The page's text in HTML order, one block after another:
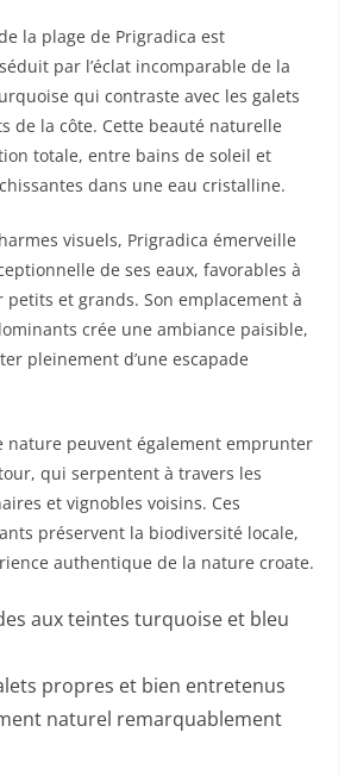
la plage de Prigradica est
par l’éclat incomparable de la
qui contraste avec les galets
de la côte. Cette beauté naturelle
totale, entre bains de soleil et
dans une eau cristalline.
visuels, Prigradica émerveille
de ses eaux, favorables à
petits et grands. Son emplacement à
crée une ambiance paisible,
pleinement d’une escapade
nature peuvent également emprunter
qui serpentent à travers les
et vignobles voisins. Ces
préservent la biodiversité locale,
authentique de la nature croate.
aux teintes turquoise et bleu
propres et bien entretenus
naturel remarquablement